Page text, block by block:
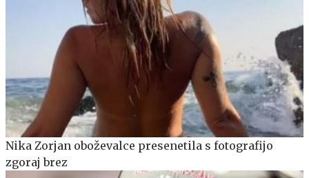
Nika Zorjan oboževalce presenetila s fotografijo
zgoraj brez